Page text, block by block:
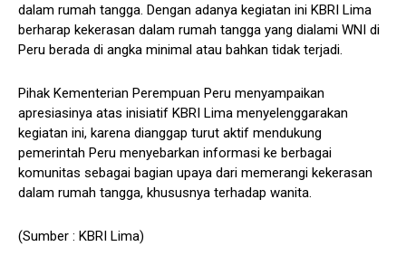
dalam rumah tangga. Dengan adanya kegiatan ini KBRI Lima
berharap kekerasan dalam rumah tangga yang dialami WNI di
Peru berada di angka minimal atau bahkan tidak terjadi.
Pihak Kementerian Perempuan Peru menyampaikan
apresiasinya atas inisiatif KBRI Lima menyelenggarakan
kegiatan ini, karena dianggap turut aktif mendukung
pemerintah Peru menyebarkan informasi ke berbagai
komunitas sebagai bagian upaya dari memerangi kekerasan
dalam rumah tangga, khususnya terhadap wanita.
(Sumber : KBRI Lima)